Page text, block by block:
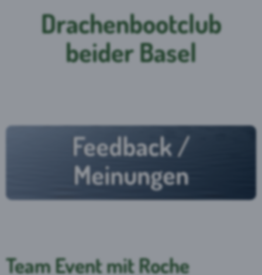
Drachenbootclub
beider Basel
Feedback /
Meinungen
Team Event mit Roche